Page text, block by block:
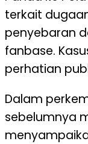
terkait
penyebaran
fanbase.
perhatian
Dalam
sebelumnya